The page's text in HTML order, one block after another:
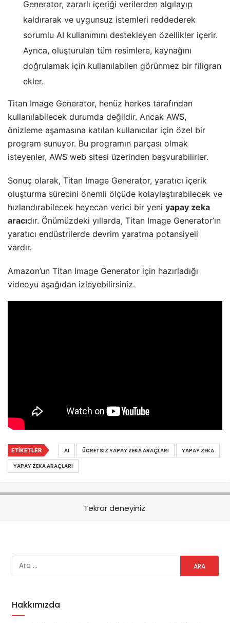
Generator, zararlı içeriği verilerden algılayıp
kaldırarak ve uygunsuz istemleri reddederek
sorumlu AI kullanımını destekleyen özellikler içerir.
Ayrıca, oluşturulan tüm resimlere, kaynağını
doğrulamak için kullanılabilen görünmez bir filigran
ekler.
Titan Image Generator, henüz herkes tarafından
kullanılabilecek durumda değildir. Ancak AWS,
önizleme aşamasına katılan kullanıcılar için özel bir
program sunuyor. Bu programın parçası olmak
isteyenler, AWS web sitesi üzerinden başvurabilirler.
Sonuç olarak, Titan Image Generator, yaratıcı içerik
oluşturma sürecini önemli ölçüde kolaylaştırabilecek ve
hızlandırabilecek heyecan verici bir yeni yapay zeka
aracıdır. Önümüzdeki yıllarda, Titan Image Generator’ın
yaratıcı endüstrilerde devrim yaratma potansiyeli
vardır.
Amazon’un Titan Image Generator için hazırladığı
videoyu aşağıdan izleyebilirsiniz.
ETIKETLER AI ÜCRETSIZ YAPAY ZEKA ARAÇLARI
YAPAY ZEKA
YAPAY ZEKA ARAÇLARI
Tekrar deneyiniz.
Hakkımızda